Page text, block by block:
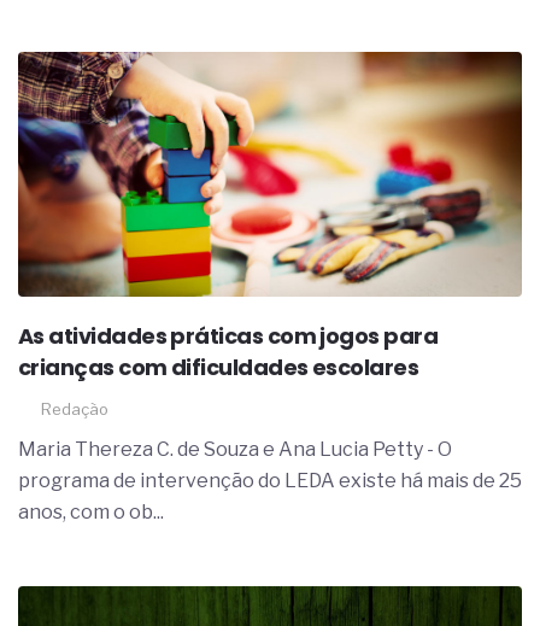
As atividades práticas com jogos para
crianças com dificuldades escolares
Redação
Maria Thereza C. de Souza e Ana Lucia Petty - O
programa de intervenção do LEDA existe há mais de 25
anos, com o ob...